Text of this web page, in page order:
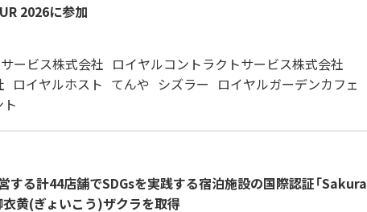
2026に参加
ービス株式会社 ロイヤルコントラクトサービス株式会社
ロイヤルホスト てんや シズラー ロイヤルガーデンカフェ
する計44店舗でSDGsを実践する宿泊施設の国際認証「Sakura
黄(ぎょいこう)ザクラを取得